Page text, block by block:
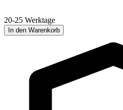
20-25 Werktage
In den Warenkorb